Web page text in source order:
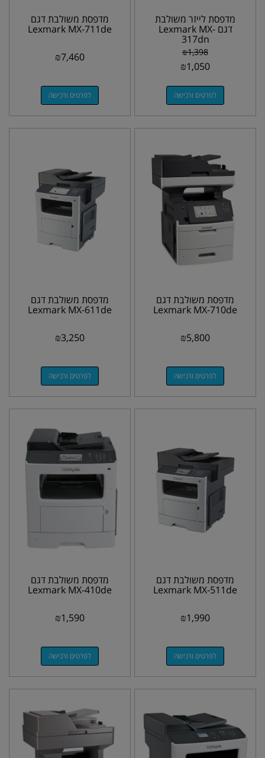
מדפסת לייזר משולבת
דגם Lexmark MX-
317dn
₪1,398
₪1,050
לפרטים ורכישה
מדפסת משולבת דגם
Lexmark MX-711de
₪7,460
לפרטים ורכישה
מדפסת משולבת דגם
Lexmark MX-710de
₪5,800
לפרטים ורכישה
מדפסת משולבת דגם
Lexmark MX-611de
₪3,250
לפרטים ורכישה
מדפסת משולבת דגם
Lexmark MX-511de
₪1,990
לפרטים ורכישה
מדפסת משולבת דגם
Lexmark MX-410de
₪1,590
לפרטים ורכישה